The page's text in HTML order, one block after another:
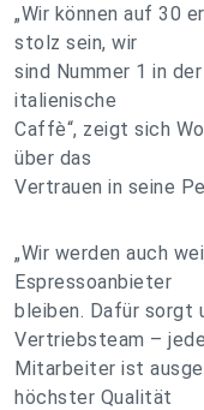
„Wir können auf 30
stolz sein, wir
sind Nummer 1 in
italienische
Caffè“, zeigt sich
über das
Vertrauen in seine
„Wir werden auch
Espressoanbieter
bleiben. Dafür sorgt
Vertriebsteam –
Mitarbeiter ist
höchster Qualität